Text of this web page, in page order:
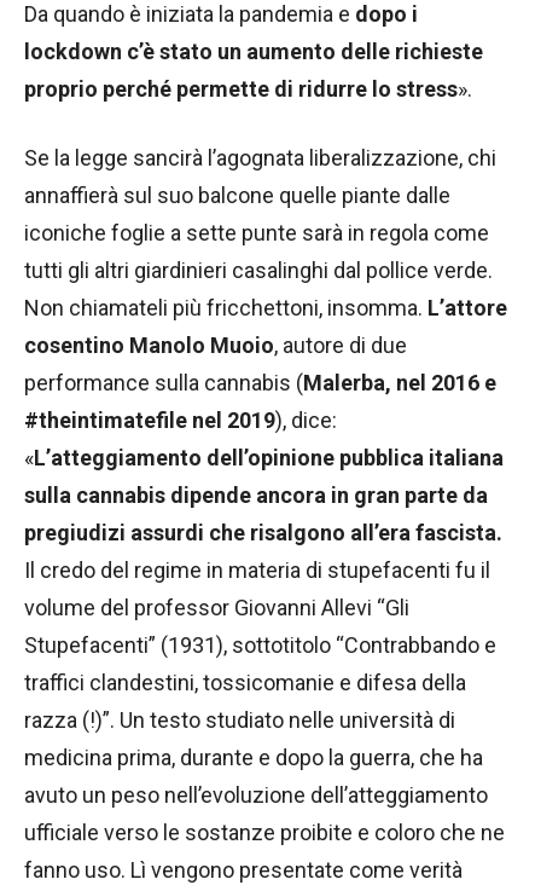
Da quando è iniziata la pandemia e dopo i
lockdown c’è stato un aumento delle richieste
proprio perché permette di ridurre lo stress».
Se la legge sancirà l’agognata liberalizzazione, chi
annaffierà sul suo balcone quelle piante dalle
iconiche foglie a sette punte sarà in regola come
tutti gli altri giardinieri casalinghi dal pollice verde.
Non chiamateli più fricchettoni, insomma. L’attore
cosentino Manolo Muoio, autore di due
performance sulla cannabis (Malerba, nel 2016 e
#theintimatefile nel 2019), dice:
«L’atteggiamento dell’opinione pubblica italiana
sulla cannabis dipende ancora in gran parte da
pregiudizi assurdi che risalgono all’era fascista.
Il credo del regime in materia di stupefacenti fu il
volume del professor Giovanni Allevi “Gli
Stupefacenti” (1931), sottotitolo “Contrabbando e
traffici clandestini, tossicomanie e difesa della
razza (!)”. Un testo studiato nelle università di
medicina prima, durante e dopo la guerra, che ha
avuto un peso nell’evoluzione dell’atteggiamento
ufficiale verso le sostanze proibite e coloro che ne
fanno uso. Lì vengono presentate come verità